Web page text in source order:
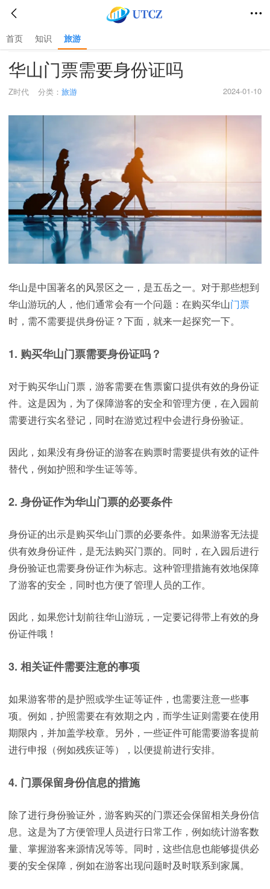
首页 知识 旅游
首页 旅游
华山门票需要身份证吗
Z时代 2024-01-10
分类： 旅游
华山是中国著名的风景区之一，是五岳之一。对于那些想到
华山游玩的人，他们通常会有一个问题：在购买华山门票
时，需不需要提供身份证？下面，就来一起探究一下。
1. 购买华山门票需要身份证吗？
对于购买华山门票，游客需要在售票窗口提供有效的身份证
件。这是因为，为了保障游客的安全和管理方便，在入园前
需要进行实名登记，同时在游览过程中会进行身份验证。
因此，如果没有身份证的游客在购票时需要提供有效的证件
替代，例如护照和学生证等等。
2. 身份证作为华山门票的必要条件
身份证的出示是购买华山门票的必要条件。如果游客无法提
供有效身份证件，是无法购买门票的。同时，在入园后进行
身份验证也需要身份证作为标志。这种管理措施有效地保障
了游客的安全，同时也方便了管理人员的工作。
因此，如果您计划前往华山游玩，一定要记得带上有效的身
份证件哦！
3. 相关证件需要注意的事项
如果游客带的是护照或学生证等证件，也需要注意一些事
项。例如，护照需要在有效期之内，而学生证则需要在使用
期限内，并加盖学校章。另外，一些证件可能需要游客提前
进行申报（例如残疾证等），以便提前进行安排。
4. 门票保留身份信息的措施
除了进行身份验证外，游客购买的门票还会保留相关身份信
息。这是为了方便管理人员进行日常工作，例如统计游客数
量、掌握游客来源情况等等。同时，这些信息也能够提供必
要的安全保障，例如在游客出现问题时及时联系到家属。